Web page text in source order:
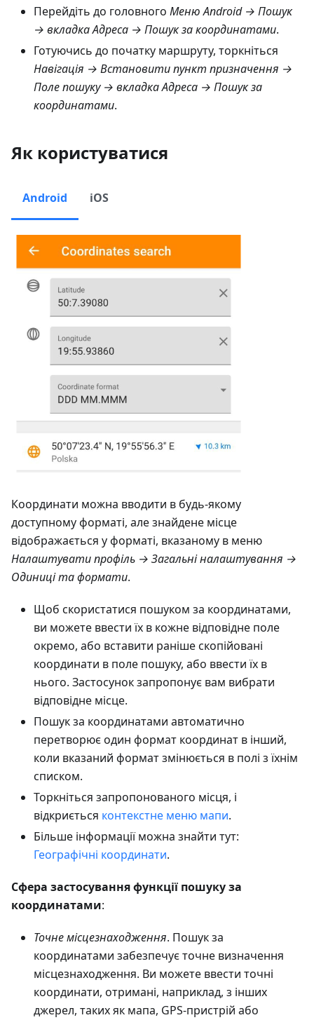
Перейдіть до головного Меню Android → Пошук
→ вкладка Адреса → Пошук за координатами.
Готуючись до початку маршруту, торкніться
Навігація → Встановити пункт призначення →
Поле пошуку → вкладка Адреса → Пошук за
координатами.
Як користуватися
Android iOS
Координати можна вводити в будь-якому
доступному форматі, але знайдене місце
відображається у форматі, вказаному в меню
Налаштувати профіль → Загальні налаштування →
Одиниці та формати.
Щоб скористатися пошуком за координатами,
ви можете ввести їх в кожне відповідне поле
окремо, або вставити раніше скопійовані
координати в поле пошуку, або ввести їх в
нього. Застосунок запропонує вам вибрати
відповідне місце.
Пошук за координатами автоматично
перетворює один формат координат в інший,
коли вказаний формат змінюється в полі з їхнім
списком.
Торкніться запропонованого місця, і
відкриється контекстне меню мапи.
Більше інформації можна знайти тут:
Географічні координати.
Сфера застосування функції пошуку за
координатами:
Точне місцезнаходження. Пошук за
координатами забезпечує точне визначення
місцезнаходження. Ви можете ввести точні
координати, отримані, наприклад, з інших
джерел, таких як мапа, GPS-пристрій або